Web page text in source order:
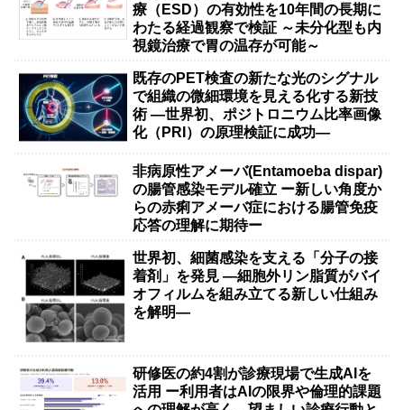
療（ESD）の有効性を10年間の長期に
わたる経過観察で検証 ～未分化型も内
視鏡治療で胃の温存が可能～
既存のPET検査の新たな光のシグナル
で組織の微細環境を見える化する新技
術 ―世界初、ポジトロニウム比率画像
化（PRI）の原理検証に成功―
非病原性アメーバ(Entamoeba dispar)
の腸管感染モデル確立 ー新しい角度か
らの赤痢アメーバ症における腸管免疫
応答の理解に期待ー
世界初、細菌感染を支える「分子の接
着剤」を発見 ―細胞外リン脂質がバイ
オフィルムを組み立てる新しい仕組み
を解明―
研修医の約4割が診療現場で生成AIを
活用 ー利用者はAIの限界や倫理的課題